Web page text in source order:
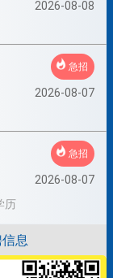
2026-08-08
急招
2026-08-07
急招
2026-08-07
历
息